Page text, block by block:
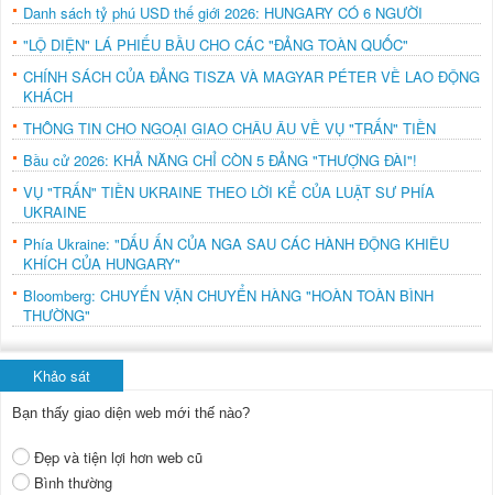
Danh sách tỷ phú USD thế giới 2026: HUNGARY CÓ 6 NGƯỜI
"LỘ DIỆN" LÁ PHIẾU BẦU CHO CÁC "ĐẢNG TOÀN QUỐC"
CHÍNH SÁCH CỦA ĐẢNG TISZA VÀ MAGYAR PÉTER VỀ LAO ĐỘNG
KHÁCH
THÔNG TIN CHO NGOẠI GIAO CHÂU ÂU VỀ VỤ "TRẤN" TIỀN
Bầu cử 2026: KHẢ NĂNG CHỈ CÒN 5 ĐẢNG "THƯỢNG ĐÀI"!
VỤ "TRẤN" TIỀN UKRAINE THEO LỜI KỂ CỦA LUẬT SƯ PHÍA
UKRAINE
Phía Ukraine: "DẤU ẤN CỦA NGA SAU CÁC HÀNH ĐỘNG KHIÊU
KHÍCH CỦA HUNGARY"
Bloomberg: CHUYẾN VẬN CHUYỂN HÀNG "HOÀN TOÀN BÌNH
THƯỜNG"
Khảo sát
Bạn thấy giao diện web mới thế nào?
Đẹp và tiện lợi hơn web cũ
Bình thường